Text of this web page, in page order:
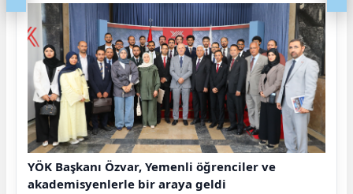
YÖK Başkanı Özvar, Yemenli öğrenciler ve
akademisyenlerle bir araya geldi